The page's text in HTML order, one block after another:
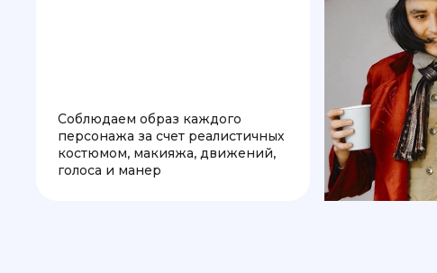
Соблюдаем образ каждого
персонажа за счет реалистичных
костюмом, макияжа, движений,
голоса и манер